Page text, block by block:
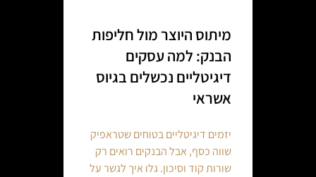
מיתוס היוצר מול חליפות
הבנק: למה עסקים
דיגיטליים נכשלים בגיוס
אשראי
יזמים דיגיטליים בטוחים שטראפיק
שווה כסף, אבל הבנקים רואים רק
שורות קוד וסיכון. גלו איך לגשר על